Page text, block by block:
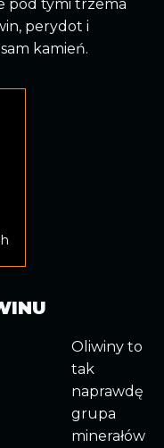
pod tymi trzema
perydot i
kamień.
Oliwiny to
tak
naprawdę
grupa
minerałów